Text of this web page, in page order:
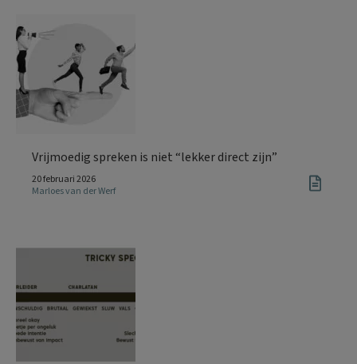
Vrijmoedig spreken is niet “lekker direct zijn”
20 februari 2026
Marloes van der Werf